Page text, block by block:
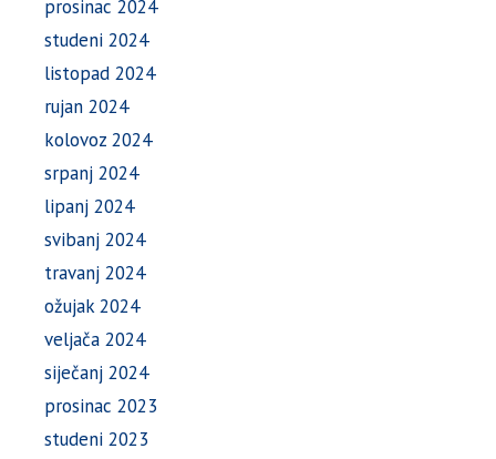
prosinac 2024
studeni 2024
listopad 2024
rujan 2024
kolovoz 2024
srpanj 2024
lipanj 2024
svibanj 2024
travanj 2024
ožujak 2024
veljača 2024
siječanj 2024
prosinac 2023
studeni 2023